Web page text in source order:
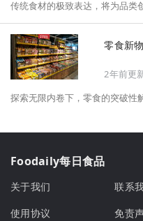
传统食材的极致表达，将为品类
零食新
2年前更
探索无限内卷下，零食的突破性
Foodaily每日食品
关于我们 联系
使用协议
免责